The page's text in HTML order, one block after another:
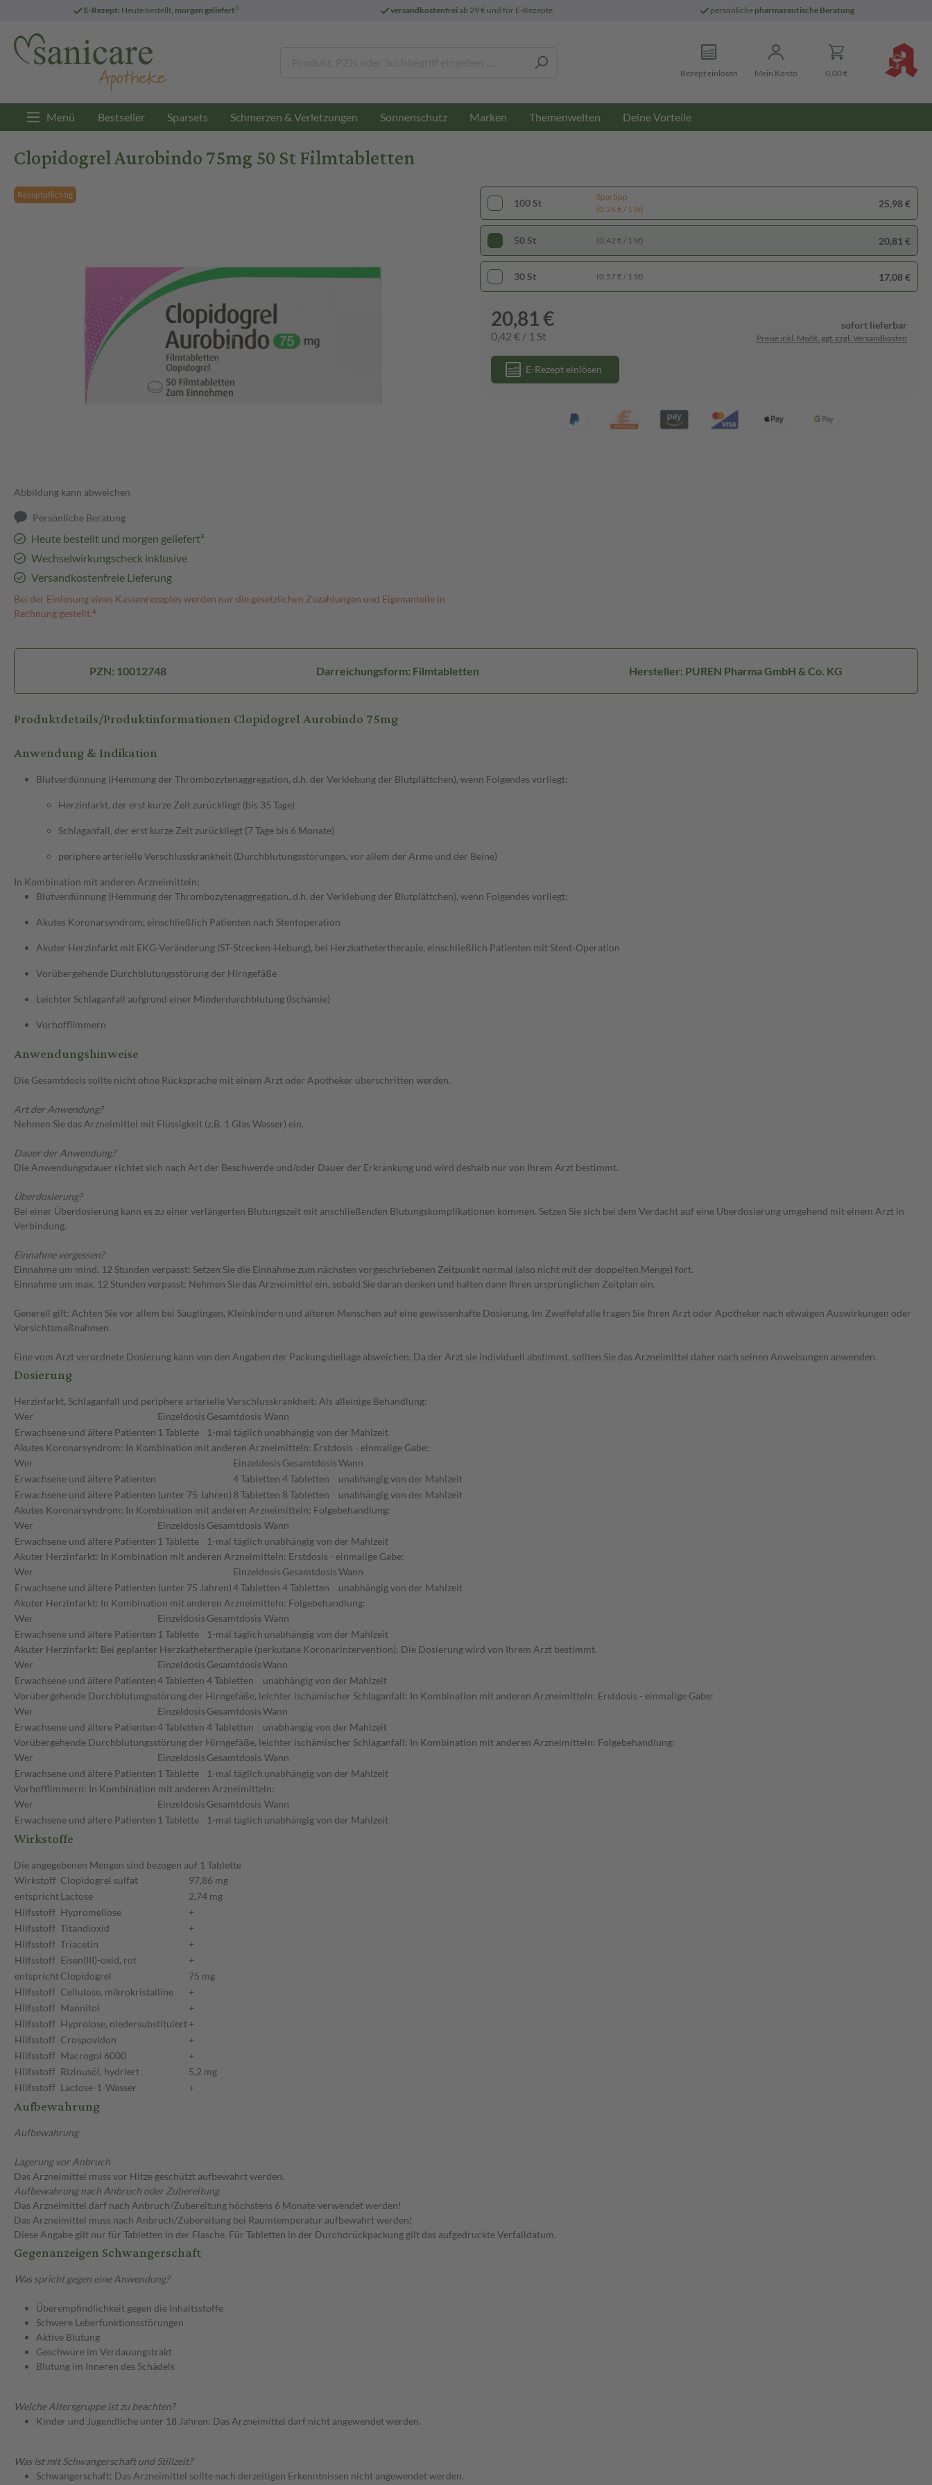
E-Rezept: Heute bestellt, morgen geliefert3 versandkostenfreiab 29 € und für E-Rezepte persönliche pharmazeutische Beratung
Rezept einlösen Mein Konto 0,00 €
Menü Bestseller Sparsets Schmerzen & Verletzungen Sonnenschutz Marken Themenwelten Deine Vorteile
Clopidogrel Aurobindo 75mg 50 St Filmtabletten
Rezeptpflichtig
Abbildung kann abweichen
Persönliche Beratung
Heute bestellt und morgen geliefert³
Wechselwirkungscheck inklusive
Versandkostenfreie Lieferung
Bei der Einlösung eines Kassenrezeptes werden nur die gesetzlichen Zuzahlungen und Eigenanteile in
Rechnung gestellt.⁴
100 St
Spartipp
(0,26 € / 1 St)
25,98 €
50 St (0,42 € / 1 St) 20,81 €
30 St (0,57 € / 1 St) 17,08 €
20,81 €
0,42 € / 1 St
sofort lieferbar
Preise inkl. MwSt. ggf. zzgl. Versandkosten
E-Rezept einlösen
PZN: 10012748 Darreichungsform: Filmtabletten Hersteller: PUREN Pharma GmbH & Co. KG
Produktdetails/Produktinformationen Clopidogrel Aurobindo 75mg
Anwendung & Indikation
Blutverdünnung (Hemmung der Thrombozytenaggregation, d.h. der Verklebung der Blutplättchen), wenn Folgendes vorliegt:
Herzinfarkt, der erst kurze Zeit zurückliegt (bis 35 Tage)
Schlaganfall, der erst kurze Zeit zurückliegt (7 Tage bis 6 Monate)
periphere arterielle Verschlusskrankheit (Durchblutungsstörungen, vor allem der Arme und der Beine)
In Kombination mit anderen Arzneimitteln:
Blutverdünnung (Hemmung der Thrombozytenaggregation, d.h. der Verklebung der Blutplättchen), wenn Folgendes vorliegt:
Akutes Koronarsyndrom, einschließlich Patienten nach Stentoperation
Akuter Herzinfarkt mit EKG-Veränderung (ST-Strecken-Hebung), bei Herzkathetertherapie, einschließlich Patienten mit Stent-Operation
Vorübergehende Durchblutungsstörung der Hirngefäße
Leichter Schlaganfall aufgrund einer Minderdurchblutung (Ischämie)
Vorhofflimmern
Anwendungshinweise
Die Gesamtdosis sollte nicht ohne Rücksprache mit einem Arzt oder Apotheker überschritten werden.
Art der Anwendung?
Nehmen Sie das Arzneimittel mit Flüssigkeit (z.B. 1 Glas Wasser) ein.
Dauer der Anwendung?
Die Anwendungsdauer richtet sich nach Art der Beschwerde und/oder Dauer der Erkrankung und wird deshalb nur von Ihrem Arzt bestimmt.
Überdosierung?
Bei einer Überdosierung kann es zu einer verlängerten Blutungszeit mit anschließenden Blutungskomplikationen kommen. Setzen Sie sich bei dem Verdacht auf eine Überdosierung umgehend mit einem Arzt in
Verbindung.
Einnahme vergessen?
Einnahme um mind. 12 Stunden verpasst: Setzen Sie die Einnahme zum nächsten vorgeschriebenen Zeitpunkt normal (also nicht mit der doppelten Menge) fort.
Einnahme um max. 12 Stunden verpasst: Nehmen Sie das Arzneimittel ein, sobald Sie daran denken und halten dann Ihren ursprünglichen Zeitplan ein.
Generell gilt: Achten Sie vor allem bei Säuglingen, Kleinkindern und älteren Menschen auf eine gewissenhafte Dosierung. Im Zweifelsfalle fragen Sie Ihren Arzt oder Apotheker nach etwaigen Auswirkungen oder
Vorsichtsmaßnahmen.
Eine vom Arzt verordnete Dosierung kann von den Angaben der Packungsbeilage abweichen. Da der Arzt sie individuell abstimmt, sollten Sie das Arzneimittel daher nach seinen Anweisungen anwenden.
Dosierung
Herzinfarkt, Schlaganfall und periphere arterielle Verschlusskrankheit: Als alleinige Behandlung:
Wer
Einzeldosis Gesamtdosis Wann
Erwachsene und ältere Patienten 1 Tablette 1-mal täglich unabhängig von der Mahlzeit
Akutes Koronarsyndrom: In Kombination mit anderen Arzneimitteln: Erstdosis - einmalige Gabe:
Wer
Einzeldosis GesamtdosisWann
Erwachsene und ältere Patienten
4 Tabletten 4 Tabletten
unabhängig von der Mahlzeit
Erwachsene und ältere Patienten (unter 75 Jahren) 8 Tabletten 8 Tabletten
unabhängig von der Mahlzeit
Akutes Koronarsyndrom: In Kombination mit anderen Arzneimitteln: Folgebehandlung:
Wer
Einzeldosis Gesamtdosis Wann
Erwachsene und ältere Patienten 1 Tablette 1-mal täglich unabhängig von der Mahlzeit
Akuter Herzinfarkt: In Kombination mit anderen Arzneimitteln: Erstdosis - einmalige Gabe:
Wer
Einzeldosis GesamtdosisWann
Erwachsene und ältere Patienten (unter 75 Jahren)4 Tabletten 4 Tabletten
unabhängig von der Mahlzeit
Akuter Herzinfarkt: In Kombination mit anderen Arzneimitteln: Folgebehandlung:
Wer
Einzeldosis Gesamtdosis Wann
Erwachsene und ältere Patienten 1 Tablette 1-mal täglich unabhängig von der Mahlzeit
Akuter Herzinfarkt: Bei geplanter Herzkathetertherapie (perkutane Koronarintervention): Die Dosierung wird von Ihrem Arzt bestimmt.
Wer
Einzeldosis GesamtdosisWann
Erwachsene und ältere Patienten4 Tabletten 4 Tabletten
unabhängig von der Mahlzeit
Vorübergehende Durchblutungsstörung der Hirngefäße, leichter ischämischer Schlaganfall: In Kombination mit anderen Arzneimitteln: Erstdosis - einmalige Gabe:
Wer
Einzeldosis GesamtdosisWann
Erwachsene und ältere Patienten4 Tabletten 4 Tabletten
unabhängig von der Mahlzeit
Vorübergehende Durchblutungsstörung der Hirngefäße, leichter ischämischer Schlaganfall: In Kombination mit anderen Arzneimitteln: Folgebehandlung:
Wer
Einzeldosis Gesamtdosis Wann
Erwachsene und ältere Patienten 1 Tablette 1-mal täglich unabhängig von der Mahlzeit
Vorhofflimmern: In Kombination mit anderen Arzneimitteln:
Wer
Einzeldosis Gesamtdosis Wann
Erwachsene und ältere Patienten 1 Tablette 1-mal täglich unabhängig von der Mahlzeit
Wirkstoffe
Die angegebenen Mengen sind bezogen auf 1 Tablette
Wirkstoff Clopidogrel sulfat
97,86 mg
entsprichtLactose
2,74 mg
Hilfsstoff Hypromellose
+
Hilfsstoff Titandioxid
+
Hilfsstoff Triacetin
+
Hilfsstoff Eisen(III)-oxid, rot
+
entsprichtClopidogrel
75 mg
Hilfsstoff Cellulose, mikrokristalline
+
Hilfsstoff Mannitol
+
Hilfsstoff Hyprolose, niedersubstituiert+
Hilfsstoff Crospovidon
+
Hilfsstoff Macrogol 6000
+
Hilfsstoff Rizinusöl, hydriert
5,2 mg
Hilfsstoff Lactose-1-Wasser +
Aufbewahrung
Aufbewahrung
Lagerung vor Anbruch
Das Arzneimittel muss vor Hitze geschützt aufbewahrt werden.
Aufbewahrung nach Anbruch oder Zubereitung
Das Arzneimittel darf nach Anbruch/Zubereitung höchstens 6 Monate verwendet werden!
Das Arzneimittel muss nach Anbruch/Zubereitung bei Raumtemperatur aufbewahrt werden!
Diese Angabe gilt nur für Tabletten in der Flasche. Für Tabletten in der Durchdrückpackung gilt das aufgedruckte Verfalldatum.
Gegenanzeigen Schwangerschaft
Was spricht gegen eine Anwendung?
Überempfindlichkeit gegen die Inhaltsstoffe
Schwere Leberfunktionsstörungen
Aktive Blutung
Geschwüre im Verdauungstrakt
Blutung im Inneren des Schädels
Welche Altersgruppe ist zu beachten?
Kinder und Jugendliche unter 18 Jahren: Das Arzneimittel darf nicht angewendet werden.
Was ist mit Schwangerschaft und Stillzeit?
Schwangerschaft: Das Arzneimittel sollte nach derzeitigen Erkenntnissen nicht angewendet werden.